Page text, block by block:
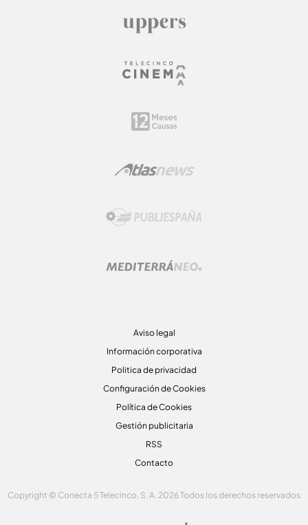
Aviso legal
Información corporativa
Politica de privacidad
Configuración de Cookies
Política de Cookies
Gestión publicitaria
RSS
Contacto
Copyright © Conecta 5 Telecinco, S. A. 2026 Todos los derechos reservados